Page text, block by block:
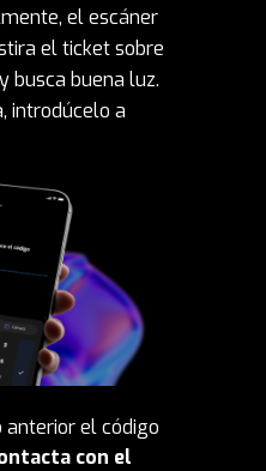
el escáner
el ticket sobre
busca buena luz.
introdúcelo a
anterior el código
con el